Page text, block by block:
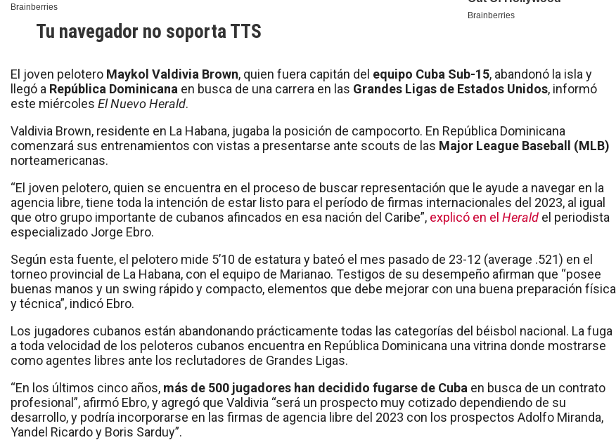
Tu navegador no soporta TTS
El joven pelotero Maykol Valdivia Brown, quien fuera capitán del equipo Cuba Sub-15, abandonó la isla y
llegó a República Dominicana en busca de una carrera en las Grandes Ligas de Estados Unidos, informó
este miércoles El Nuevo Herald.
Valdivia Brown, residente en La Habana, jugaba la posición de campocorto. En República Dominicana
comenzará sus entrenamientos con vistas a presentarse ante scouts de las Major League Baseball (MLB)
norteamericanas.
“El joven pelotero, quien se encuentra en el proceso de buscar representación que le ayude a navegar en la
agencia libre, tiene toda la intención de estar listo para el período de firmas internacionales del 2023, al igual
que otro grupo importante de cubanos afincados en esa nación del Caribe”, explicó en el Herald el periodista
especializado Jorge Ebro.
Según esta fuente, el pelotero mide 5’10 de estatura y bateó el mes pasado de 23-12 (average .521) en el
torneo provincial de La Habana, con el equipo de Marianao. Testigos de su desempeño afirman que “posee
buenas manos y un swing rápido y compacto, elementos que debe mejorar con una buena preparación física
y técnica”, indicó Ebro.
Los jugadores cubanos están abandonando prácticamente todas las categorías del béisbol nacional. La fuga
a toda velocidad de los peloteros cubanos encuentra en República Dominicana una vitrina donde mostrarse
como agentes libres ante los reclutadores de Grandes Ligas.
“En los últimos cinco años, más de 500 jugadores han decidido fugarse de Cuba en busca de un contrato
profesional”, afirmó Ebro, y agregó que Valdivia “será un prospecto muy cotizado dependiendo de su
desarrollo, y podría incorporarse en las firmas de agencia libre del 2023 con los prospectos Adolfo Miranda,
Yandel Ricardo y Boris Sarduy”.